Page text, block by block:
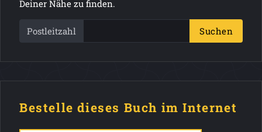
Deiner Nähe zu finden.
Postleitzahl Suchen
Bestelle dieses Buch im Internet